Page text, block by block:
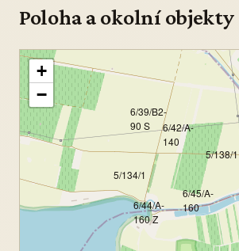
Poloha a okolní objekty
6/45/A-
160
5/138/1
6/44/A-
160 Z
6/42/A-
140
5/134/1
6/39/B2-
90 S
+
−